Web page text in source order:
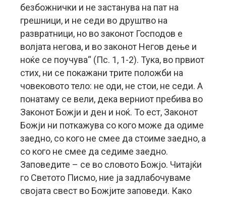
безбожнички и не застанува на пат на
грешници, и не седи во друштво на
развратници, но во законот Господов е
волјата негова, и во законот Негов дење и
ноќе се поучува“ (Пс. 1, 1-2). Тука, во првиот
стих, ни се покажани трите положби на
човековото тело: не оди, не стои, не седи. А
понатаму се вели, дека верниот пребива во
Законот Божји и ден и ноќ. То ест, Законот
Божји ни поткажува со кого може да одиме
заедно, со кого не смее да стоиме заедно, а
со кого не смее да седиме заедно.
Заповедите – се во словото Божјо. Читајќи
го Светото Писмо, ние ја задлабочуваме
својата свест во Божјите заповеди. Како